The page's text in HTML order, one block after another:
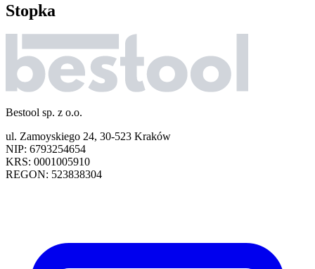
Stopka
Bestool sp. z o.o.
ul. Zamoyskiego 24, 30-523 Kraków
NIP: 6793254654
KRS: 0001005910
REGON: 523838304